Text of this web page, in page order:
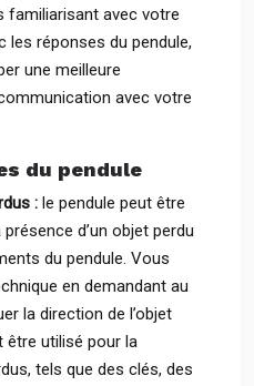
familiarisant avec votre
les réponses du pendule,
une meilleure
avec votre
du pendule
: le pendule peut être
d’un objet perdu
du pendule. Vous
en demandant au
la direction de l’objet
être utilisé pour la
tels que des clés, des